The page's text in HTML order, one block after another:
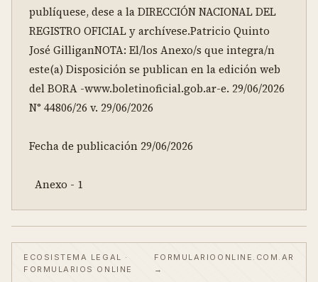
publíquese, dese a la DIRECCIÓN NACIONAL DEL
REGISTRO OFICIAL y archívese.Patricio Quinto
José GilliganNOTA: El/los Anexo/s que integra/n
este(a) Disposición se publican en la edición web
del BORA -www.boletinoficial.gob.ar-e. 29/06/2026
N° 44806/26 v. 29/06/2026
Fecha de publicación 29/06/2026
Anexo - 1
ECOSISTEMA LEGAL ·
FORMULARIOS ONLINE
FORMULARIOONLINE.COM.AR
→